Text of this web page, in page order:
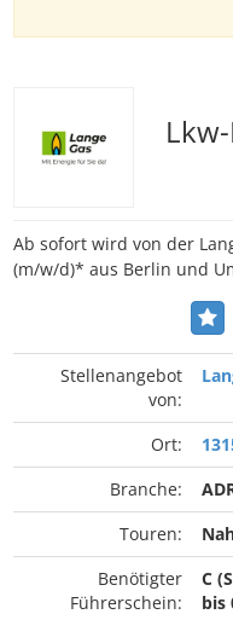
Ab sofort wird von der
(m/w/d)* aus Berlin und
Stellenangebot
von:
Ort:
Branche:
Touren:
Benötigter
Führerschein:
C
bis